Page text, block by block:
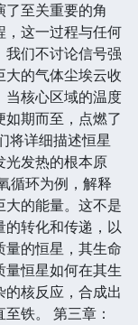
至关重要的角
，这一过程与任何
们不讨论信号强
大的气体尘埃云收
当核心区域的温度
期而至，点燃了
详细描述恒星
光发热的根本原
循环为例，解释
的能量。这不是
的转化和传递，以
量的恒星，其生命
量恒星如何在其生
核反应，合成出
铁。 第三章：